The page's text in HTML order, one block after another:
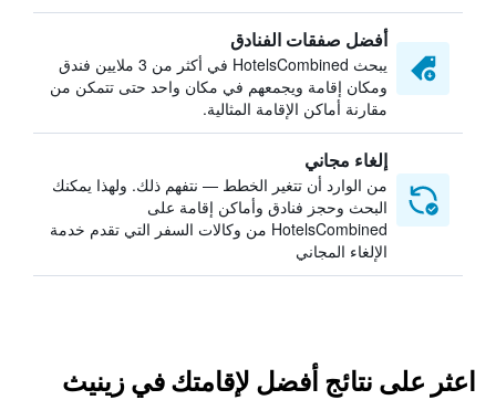
أفضل صفقات الفنادق
يبحث HotelsCombined في أكثر من 3 ملايين فندق
ومكان إقامة ويجمعهم في مكان واحد حتى تتمكن من
مقارنة أماكن الإقامة المثالية.
إلغاء مجاني
من الوارد أن تتغير الخطط — نتفهم ذلك. ولهذا يمكنك
البحث وحجز فنادق وأماكن إقامة على
HotelsCombined من وكالات السفر التي تقدم خدمة
الإلغاء المجاني
اعثر على نتائج أفضل لإقامتك في زينيث